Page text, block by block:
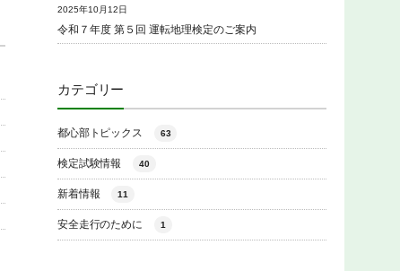
2025年10月12日
令和７年度 第５回 運転地理検定のご案内
カテゴリー
都心部トピックス 63
検定試験情報 40
新着情報 11
安全走行のために 1